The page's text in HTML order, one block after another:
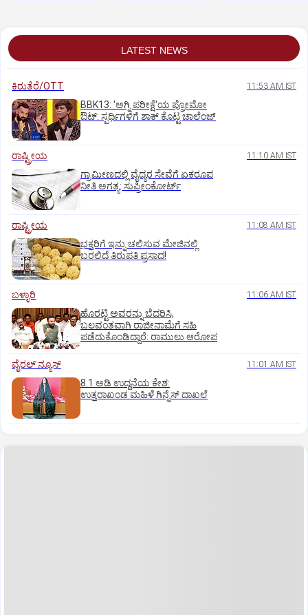
LATEST NEWS
ಕಿರುತೆರೆ/OTT 11:53 AM IST
BBK13: 'ಅಗ್ನಿ ಪರೀಕ್ಷೆ'ಯ ಪ್ರೋಮೋ
ಔಟ್: ಸ್ಪರ್ಧಿಗಳಿಗೆ ಶಾಕ್ ಕೊಟ್ಟ ಚಾಲೆಂಜ್
ರಾಷ್ಟ್ರೀಯ 11:10 AM IST
ಗ್ರಾಮೀಣದಲ್ಲಿ ವೈದ್ಯರ ಸೇವೆಗೆ ಏಕರೂಪ
ನೀತಿ ಅಗತ್ಯ: ಸುಪ್ರೀಂಕೋರ್ಟ್‌
ರಾಷ್ಟ್ರೀಯ 11:08 AM IST
ಭಕ್ತರಿಗೆ ಇನ್ನು ಚಲಿಸುವ ಮೇಜಿನಲ್ಲಿ
ಬರಲಿದೆ ತಿರುಪತಿ ಪ್ರಸಾದ!
ಬಳ್ಳಾರಿ 11:06 AM IST
ಹೊರಟ್ಟಿ ಅವರನ್ನು ಬೆದರಿಸಿ,
ಬಲವಂತವಾಗಿ ರಾಜೀನಾಮೆಗೆ ಸಹಿ
ಪಡೆದುಕೊಂಡಿದ್ದಾರೆ: ರಾಮುಲು ಆರೋಪ
ವೈರಲ್ ನ್ಯೂಸ್ 11:01 AM IST
8.1 ಅಡಿ ಉದ್ದನೆಯ ಕೇಶ:
ಉತ್ತರಾಖಂಡ ಮಹಿಳೆ ಗಿನ್ನೆಸ್‌ ದಾಖಲೆ